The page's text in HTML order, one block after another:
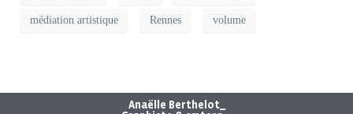
médiation artistique Rennes volume
Anaëlle Berthelot_